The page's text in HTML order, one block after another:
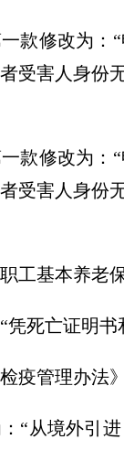
一款修改为
受害人身份
一款修改为
受害人身份
工基本养老
死亡证明书
疫管理办法
“从境外引